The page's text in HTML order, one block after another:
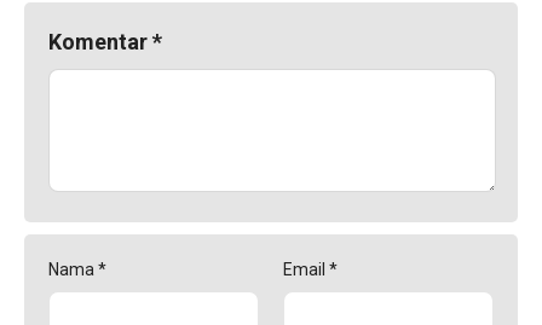
Komentar*
Nama * Email *